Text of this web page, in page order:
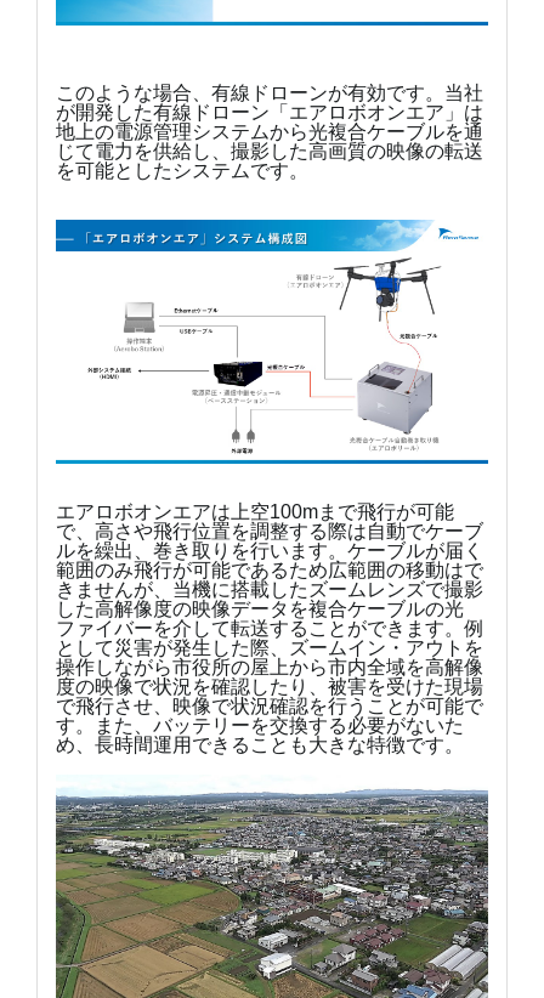
このような場合、有線ドローンが有効です。当社
が開発した有線ドローン「エアロボオンエア」は
地上の電源管理システムから光複合ケーブルを通
じて電力を供給し、撮影した高画質の映像の転送
を可能としたシステムです。
エアロボオンエアは上空100mまで飛行が可能
で、高さや飛行位置を調整する際は自動でケーブ
ルを繰出、巻き取りを行います。ケーブルが届く
範囲のみ飛行が可能であるため広範囲の移動はで
きませんが、当機に搭載したズームレンズで撮影
した高解像度の映像データを複合ケーブルの光
ファイバーを介して転送することができます。例
として災害が発生した際、ズームイン・アウトを
操作しながら市役所の屋上から市内全域を高解像
度の映像で状況を確認したり、被害を受けた現場
で飛行させ、映像で状況確認を行うことが可能で
す。また、バッテリーを交換する必要がないた
め、長時間運用できることも大きな特徴です。